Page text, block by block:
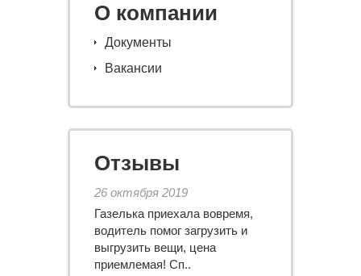
О компании
Документы
Вакансии
Отзывы
26 октября 2019
Газелька приехала вовремя,
водитель помог загрузить и
выгрузить вещи, цена
приемлемая! Сп..